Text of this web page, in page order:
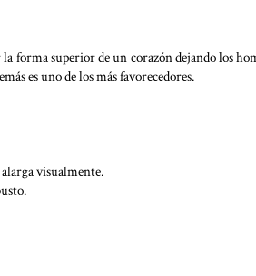
la forma superior de un corazón dejando los
es uno de los más favorecedores.
visualmente.